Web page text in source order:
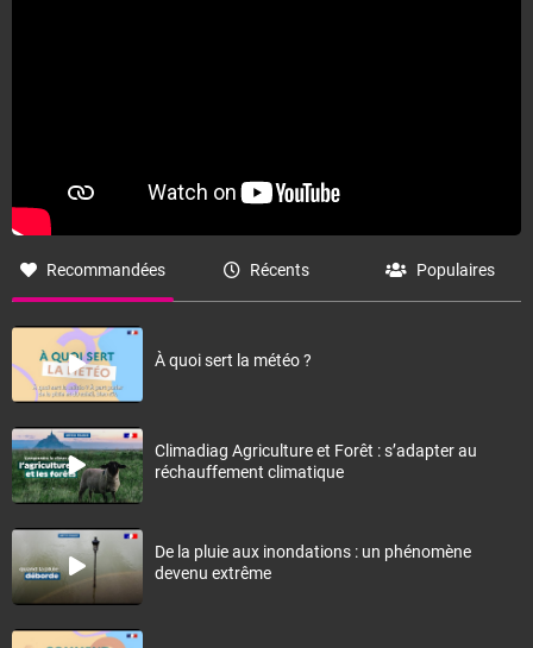
Recommandées Récents Populaires
À quoi sert la météo ?
Climadiag Agriculture et Forêt : s’adapter au
réchauffement climatique
De la pluie aux inondations : un phénomène
devenu extrême